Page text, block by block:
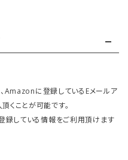
Amazonに登録しているEメールア
くことが可能です。
録している情報をご利用頂けます